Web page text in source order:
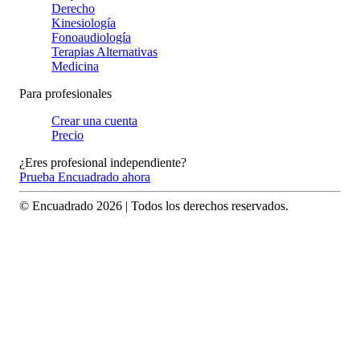
Derecho
Kinesiología
Fonoaudiología
Terapias Alternativas
Medicina
Para profesionales
Crear una cuenta
Precio
¿Eres profesional independiente?
Prueba Encuadrado ahora
© Encuadrado 2026 | Todos los derechos reservados.